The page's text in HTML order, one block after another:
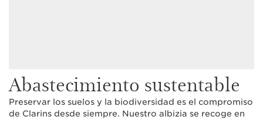
Abastecimiento sustentable
Preservar los suelos y la biodiversidad es el compromiso
de Clarins desde siempre. Nuestro albizia se recoge en